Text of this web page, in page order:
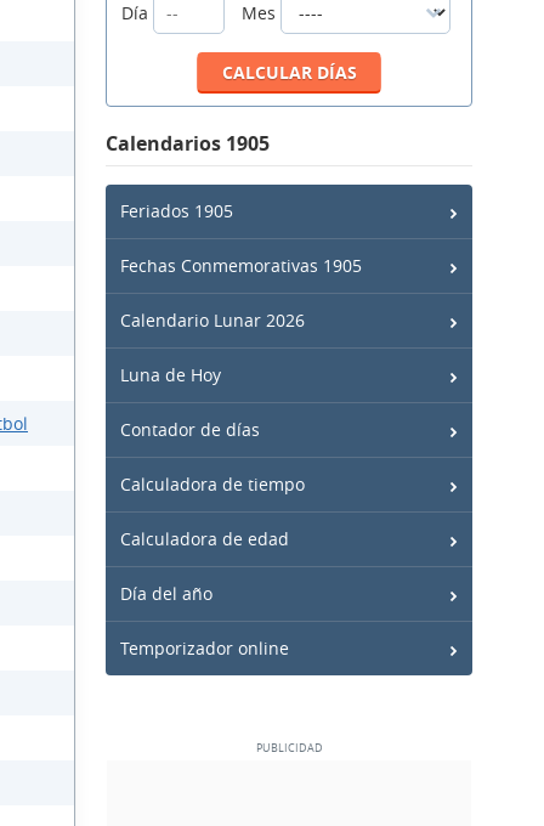
Día
Mes
Calendarios 1905
Feriados 1905
Fechas Conmemorativas 1905
Calendario Lunar 2026
Luna de Hoy
Contador de días
Calculadora de tiempo
Calculadora de edad
Día del año
Temporizador online